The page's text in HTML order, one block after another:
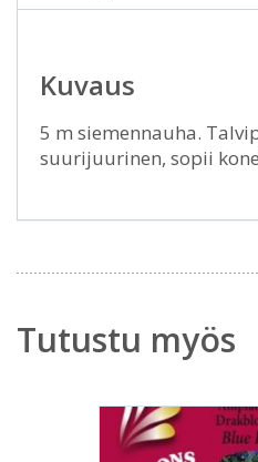
Kuvaus
5 m siemennauha.
suurijuurinen, sopii
Tutustu myös